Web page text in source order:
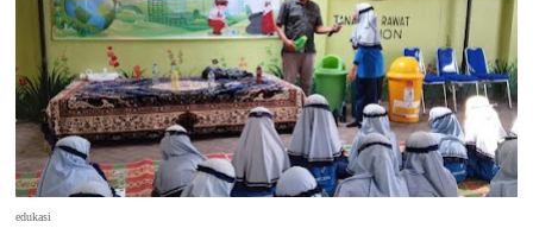
edukasi